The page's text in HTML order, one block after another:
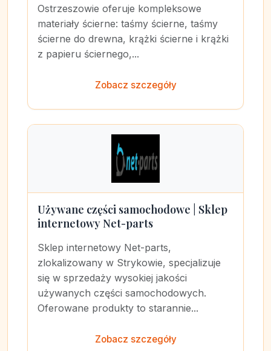
Ostrzeszowie oferuje kompleksowe
materiały ścierne: taśmy ścierne, taśmy
ścierne do drewna, krążki ścierne i krążki
z papieru ściernego,...
Zobacz szczegóły
Używane części samochodowe | Sklep
internetowy Net-parts
Sklep internetowy Net-parts,
zlokalizowany w Strykowie, specjalizuje
się w sprzedaży wysokiej jakości
używanych części samochodowych.
Oferowane produkty to starannie...
Zobacz szczegóły